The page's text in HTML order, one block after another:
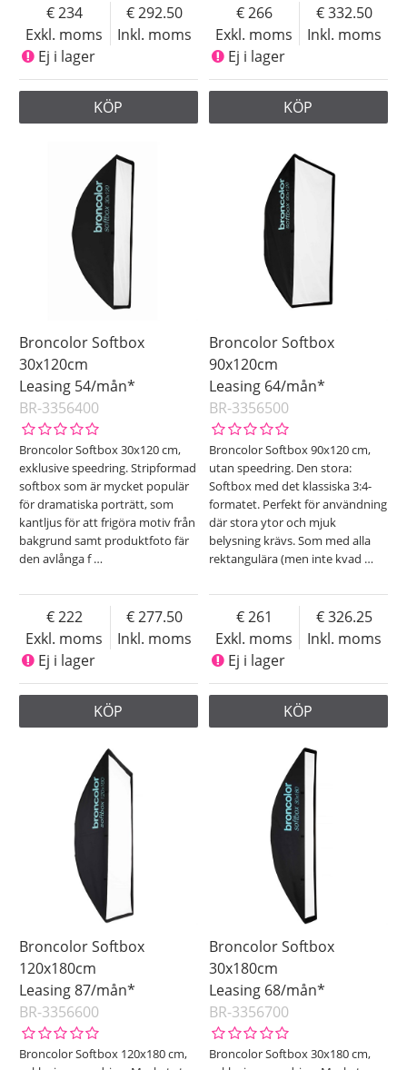
Exkl. moms
234
Inkl. moms
292.50
Ej i lager
KÖP
Exkl. moms
266
Inkl. moms
332.50
Ej i lager
KÖP
Broncolor Softbox
30x120cm
Leasing 54/mån*
BR-3356400
Broncolor Softbox 30x120 cm,
exklusive speedring. Stripformad
softbox som är mycket populär
för dramatiska porträtt, som
kantljus för att frigöra motiv från
bakgrund samt produktfoto fär
den avlånga f…
Exkl. moms
222
Inkl. moms
277.50
Ej i lager
KÖP
Broncolor Softbox
90x120cm
Leasing 64/mån*
BR-3356500
Broncolor Softbox 90x120 cm,
utan speedring. Den stora:
Softbox med det klassiska 3:4-
formatet. Perfekt för användning
där stora ytor och mjuk
belysning krävs. Som med alla
rektangulära (men inte kvad …
Exkl. moms
261
Inkl. moms
326.25
Ej i lager
KÖP
Broncolor Softbox
120x180cm
Leasing 87/mån*
BR-3356600
Broncolor Softbox 120x180 cm,
Broncolor Softbox
30x180cm
Leasing 68/mån*
BR-3356700
Broncolor Softbox 30x180 cm,